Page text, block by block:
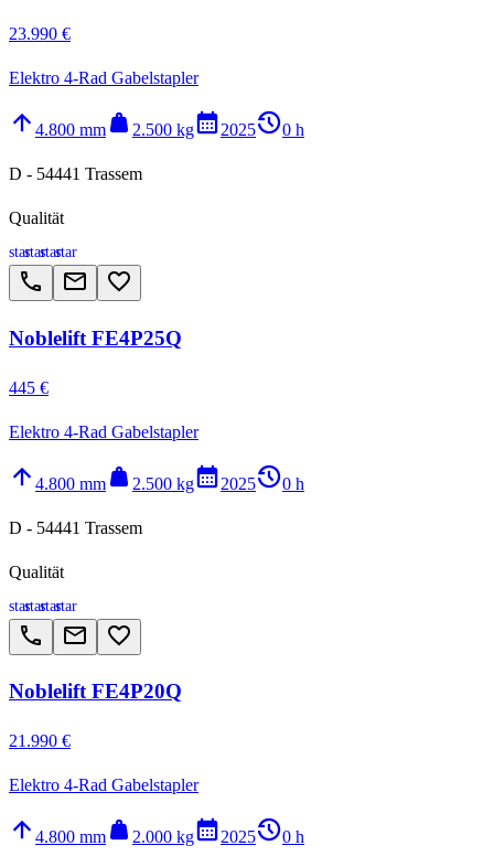
23.990 €
Elektro 4-Rad Gabelstapler
arrow_upward 4.800 mm weight 2.500 kgcalendar_month2025history_20 h
D - 54441 Trassem
Qualität
starstarstarstar
call email favorite_border
Noblelift FE4P25Q
445 €
Elektro 4-Rad Gabelstapler
arrow_upward 4.800 mm weight 2.500 kgcalendar_month2025history_20 h
D - 54441 Trassem
Qualität
starstarstarstar
call email favorite_border
Noblelift FE4P20Q
21.990 €
Elektro 4-Rad Gabelstapler
arrow_upward 4.800 mm weight 2.000 kgcalendar_month2025history_20 h